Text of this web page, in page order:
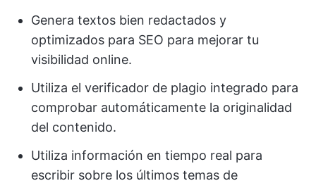
Genera textos bien redactados y
optimizados para SEO para mejorar tu
visibilidad online.
Utiliza el verificador de plagio integrado para
comprobar automáticamente la originalidad
del contenido.
Utiliza información en tiempo real para
escribir sobre los últimos temas de